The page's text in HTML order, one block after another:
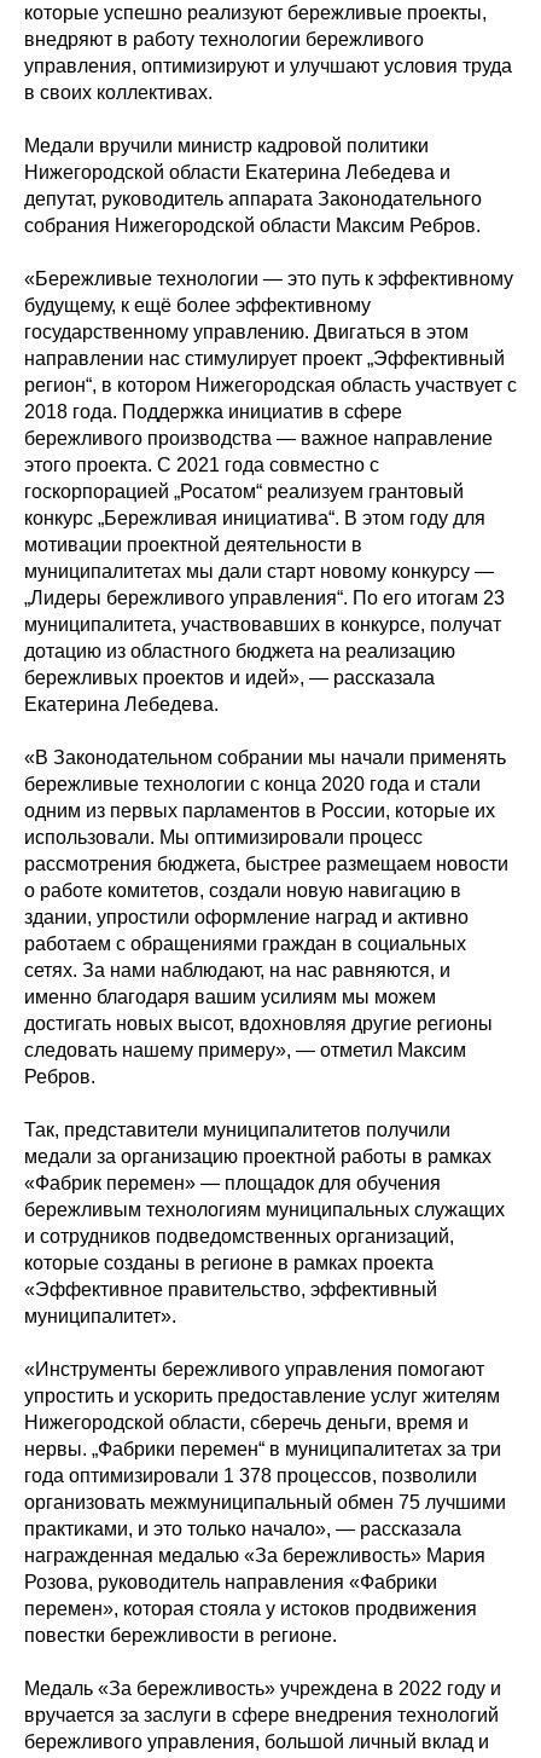
которые успешно реализуют бережливые проекты,
внедряют в работу технологии бережливого
управления, оптимизируют и улучшают условия труда
в своих коллективах.
Медали вручили министр кадровой политики
Нижегородской области Екатерина Лебедева и
депутат, руководитель аппарата Законодательного
собрания Нижегородской области Максим Ребров.
«Бережливые технологии — это путь к эффективному
будущему, к ещё более эффективному
государственному управлению. Двигаться в этом
направлении нас стимулирует проект „Эффективный
регион“, в котором Нижегородская область участвует с
2018 года. Поддержка инициатив в сфере
бережливого производства — важное направление
этого проекта. С 2021 года совместно с
госкорпорацией „Росатом“ реализуем грантовый
конкурс „Бережливая инициатива“. В этом году для
мотивации проектной деятельности в
муниципалитетах мы дали старт новому конкурсу —
„Лидеры бережливого управления“. По его итогам 23
муниципалитета, участвовавших в конкурсе, получат
дотацию из областного бюджета на реализацию
бережливых проектов и идей», — рассказала
Екатерина Лебедева.
«В Законодательном собрании мы начали применять
бережливые технологии с конца 2020 года и стали
одним из первых парламентов в России, которые их
использовали. Мы оптимизировали процесс
рассмотрения бюджета, быстрее размещаем новости
о работе комитетов, создали новую навигацию в
здании, упростили оформление наград и активно
работаем с обращениями граждан в социальных
сетях. За нами наблюдают, на нас равняются, и
именно благодаря вашим усилиям мы можем
достигать новых высот, вдохновляя другие регионы
следовать нашему примеру», — отметил Максим
Ребров.
Так, представители муниципалитетов получили
медали за организацию проектной работы в рамках
«Фабрик перемен» — площадок для обучения
бережливым технологиям муниципальных служащих
и сотрудников подведомственных организаций,
которые созданы в регионе в рамках проекта
«Эффективное правительство, эффективный
муниципалитет».
«Инструменты бережливого управления помогают
упростить и ускорить предоставление услуг жителям
Нижегородской области, сберечь деньги, время и
нервы. „Фабрики перемен“ в муниципалитетах за три
года оптимизировали 1 378 процессов, позволили
организовать межмуниципальный обмен 75 лучшими
практиками, и это только начало», — рассказала
награжденная медалью «За бережливость» Мария
Розова, руководитель направления «Фабрики
перемен», которая стояла у истоков продвижения
повестки бережливости в регионе.
Медаль «За бережливость» учреждена в 2022 году и
вручается за заслуги в сфере внедрения технологий
бережливого управления, большой личный вклад и